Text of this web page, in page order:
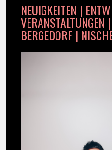
NEUIGKEITEN |
BERGEDORF |